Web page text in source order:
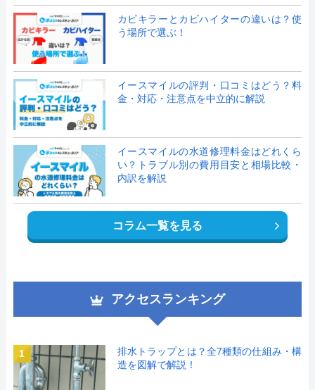
カビキラーとカビハイターの違いは？使
う場所で選ぶ！
イースマイルの評判・口コミはどう？料
金・対応・注意点を中立的に解説
イースマイルの水道修理料金はどれくら
い？トラブル別の費用目安と相場比較・
内訳を解説
コラム一覧を見る
アクセスランキング
1
排水トラップとは？全7種類の仕組み・構
造を図解で解説！